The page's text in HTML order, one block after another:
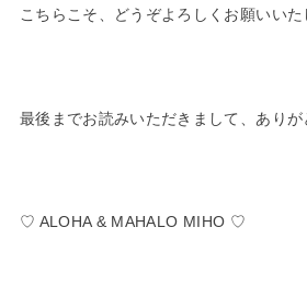
こちらこそ、どうぞよろしくお願いいた
最後までお読みいただきまして、ありが
♡ ALOHA & MAHALO MIHO ♡